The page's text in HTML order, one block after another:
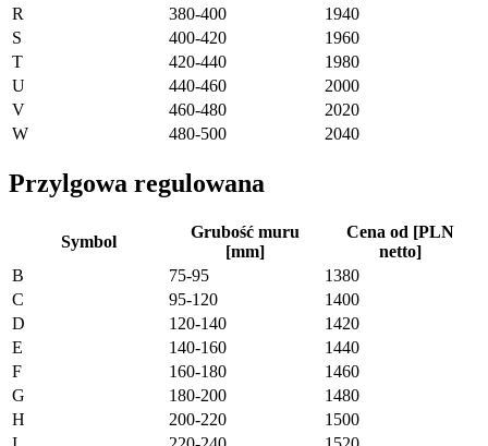
R
380-400
1940
S
400-420
1960
T
420-440
1980
U
440-460
2000
V
460-480
2020
W
480-500 2040
Przylgowa regulowana
Symbol
Grubość muru
[mm]
Cena od [PLN
netto]
B
75-95
1380
C
95-120
1400
D
120-140
1420
E
140-160
1440
F
160-180
1460
G
180-200
1480
H
200-220
1500